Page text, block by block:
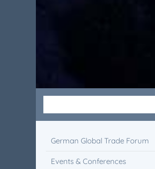
German Global Trade Forum
Events & Conferences